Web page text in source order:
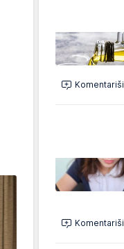
Komentariši
Komentariši